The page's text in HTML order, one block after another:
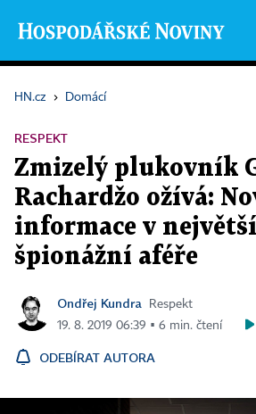
HN.cz › Domácí
RESPEKT
Zmizelý plukovník
Rachardžo ožívá:
informace v největší
špionážní aféře
Ondřej Kundra
Respekt
19. 8. 2019 06:39 ▪ 6 min. čtení
ODEBÍRAT AUTORA